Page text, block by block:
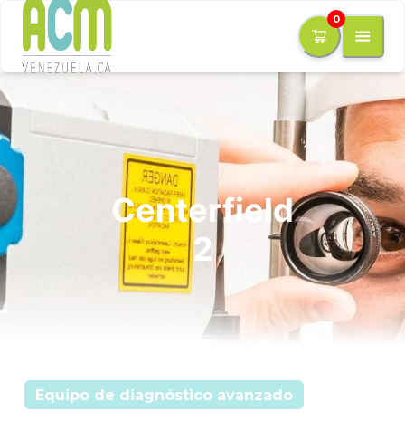
0
Centerfield
2
Equipo de diagnóstico avanzado